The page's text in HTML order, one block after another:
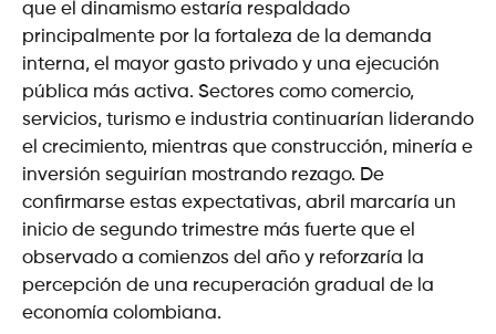
que el dinamismo estaría respaldado
principalmente por la fortaleza de la demanda
interna, el mayor gasto privado y una ejecución
pública más activa. Sectores como comercio,
servicios, turismo e industria continuarían liderando
el crecimiento, mientras que construcción, minería e
inversión seguirían mostrando rezago. De
confirmarse estas expectativas, abril marcaría un
inicio de segundo trimestre más fuerte que el
observado a comienzos del año y reforzaría la
percepción de una recuperación gradual de la
economía colombiana.